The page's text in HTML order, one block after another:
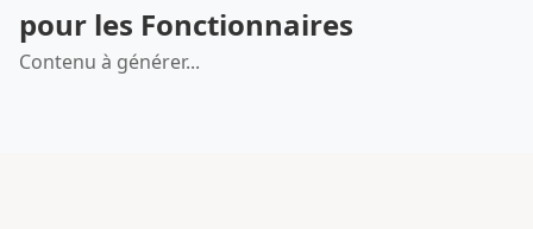
pour les Fonctionnaires
Contenu à générer...